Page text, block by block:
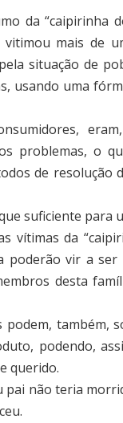
da “caipirinha
mais de
situação de
usando uma
problemas, o
de resolução
suficiente para
vítimas da
poderão vir a ser
desta
também,
podendo,
querido.
pai não teria